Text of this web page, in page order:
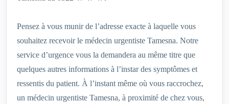
Pensez à vous munir de l’adresse exacte à laquelle vous
souhaitez recevoir le médecin urgentiste Tamesna. Notre
service d’urgence vous la demandera au même titre que
quelques autres informations à l’instar des symptômes et
ressentis du patient. À l’instant même où vous raccrochez,
un médecin urgentiste Tamesna, à proximité de chez vous,